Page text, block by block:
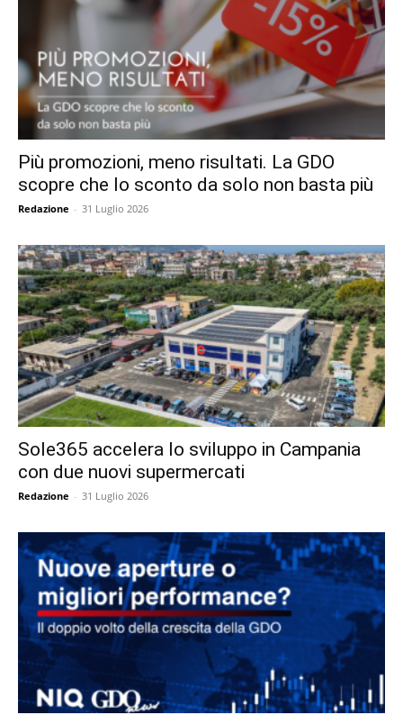
Più promozioni, meno risultati. La GDO
scopre che lo sconto da solo non basta più
Redazione - 31 Luglio 2026
Sole365 accelera lo sviluppo in Campania
con due nuovi supermercati
Redazione - 31 Luglio 2026